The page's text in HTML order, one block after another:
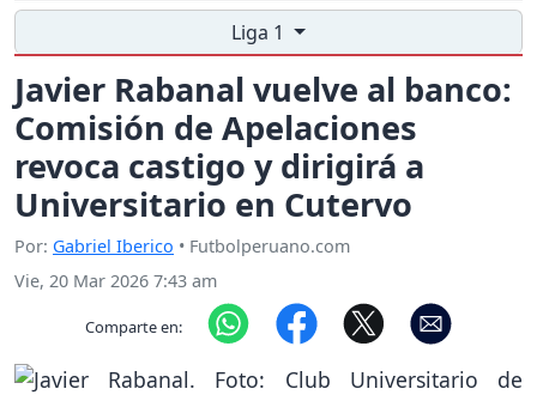
Liga 1
Javier Rabanal vuelve al banco:
Comisión de Apelaciones
revoca castigo y dirigirá a
Universitario en Cutervo
Por: Gabriel Iberico • Futbolperuano.com
Vie, 20 Mar 2026 7:43 am
Comparte en: